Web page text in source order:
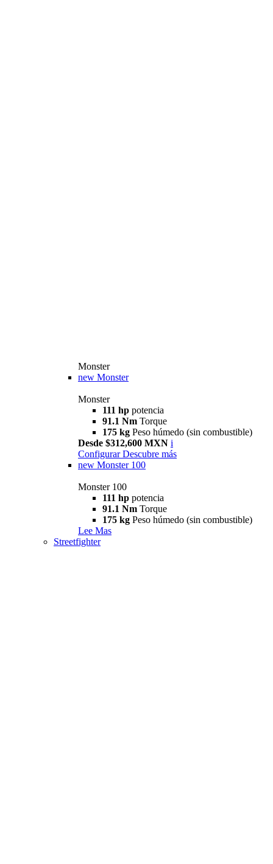
Monster
new Monster
Monster
111 hp potencia
91.1 Nm Torque
175 kg Peso húmedo (sin combustible)
Desde $312,600 MXN i
Configurar Descubre más
new Monster 100
Monster 100
111 hp potencia
91.1 Nm Torque
175 kg Peso húmedo (sin combustible)
Lee Mas
Streetfighter